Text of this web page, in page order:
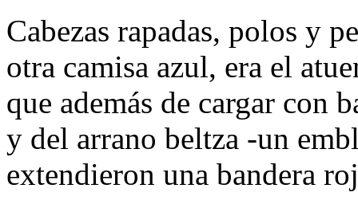
Cabezas rapadas, polos y
otra camisa azul, era el
que además de cargar con
y del arrano beltza -un
extendieron una bandera